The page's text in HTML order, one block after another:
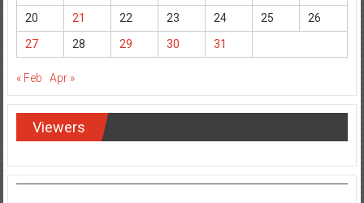
20
21 22 23 24 25
26
27
28 29 30 31
« Feb Apr »
Viewers